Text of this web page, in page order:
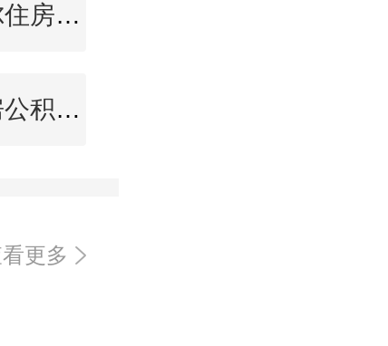
齐齐哈尔住房公积金查询
宜宾住房公积金查询
更多